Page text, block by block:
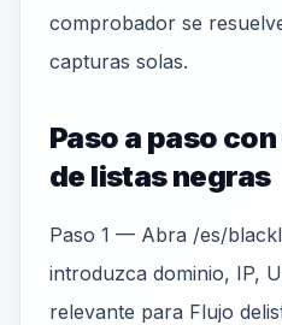
comprobador se
capturas solas.
Paso a paso
de listas negras
Paso 1 — Abra /es/
introduzca dominio, IP,
relevante para Flujo